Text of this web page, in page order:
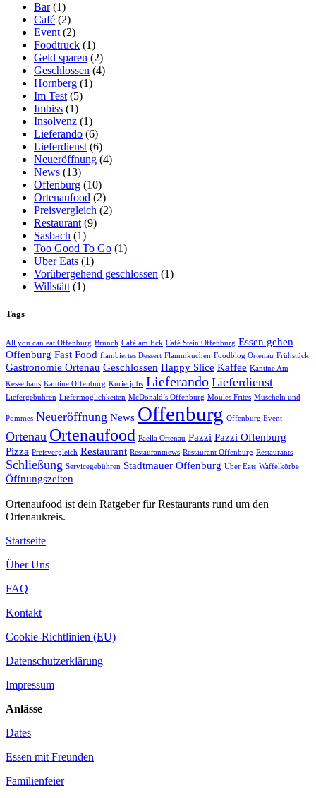
Bar (1)
Café (2)
Event (2)
Foodtruck (1)
Geld sparen (2)
Geschlossen (4)
Hornberg (1)
Im Test (5)
Imbiss (1)
Insolvenz (1)
Lieferando (6)
Lieferdienst (6)
Neueröffnung (4)
News (13)
Offenburg (10)
Ortenaufood (2)
Preisvergleich (2)
Restaurant (9)
Sasbach (1)
Too Good To Go (1)
Uber Eats (1)
Vorübergehend geschlossen (1)
Willstätt (1)
Tags
All you can eat Offenburg Brunch Café am Eck Café Stein Offenburg Essen gehen
Offenburg Fast Food flambiertes Dessert Flammkuchen Foodblog Ortenau Frühstück
Gastronomie Ortenau Geschlossen Happy Slice Kaffee Kantine Am
Kesselhaus Kantine Offenburg Kurierjobs Lieferando Lieferdienst
Liefergebühren Liefermöglichkeiten McDonald’s Offenburg Moules Frites Muscheln und
Pommes Neueröffnung News Offenburg Offenburg Event
Ortenau Ortenaufood Paella Ortenau Pazzi Pazzi Offenburg
Pizza Preisvergleich Restaurant Restaurantnews Restaurant Offenburg Restaurants
Schließung Servicegebühren Stadtmauer Offenburg Uber Eats Waffelkörbe
Öffnungszeiten
Ortenaufood ist dein Ratgeber für Restaurants rund um den
Ortenaukreis.
Startseite
Über Uns
FAQ
Kontakt
Cookie-Richtlinien (EU)
Datenschutzerklärung
Impressum
Anlässe
Dates
Essen mit Freunden
Familienfeier